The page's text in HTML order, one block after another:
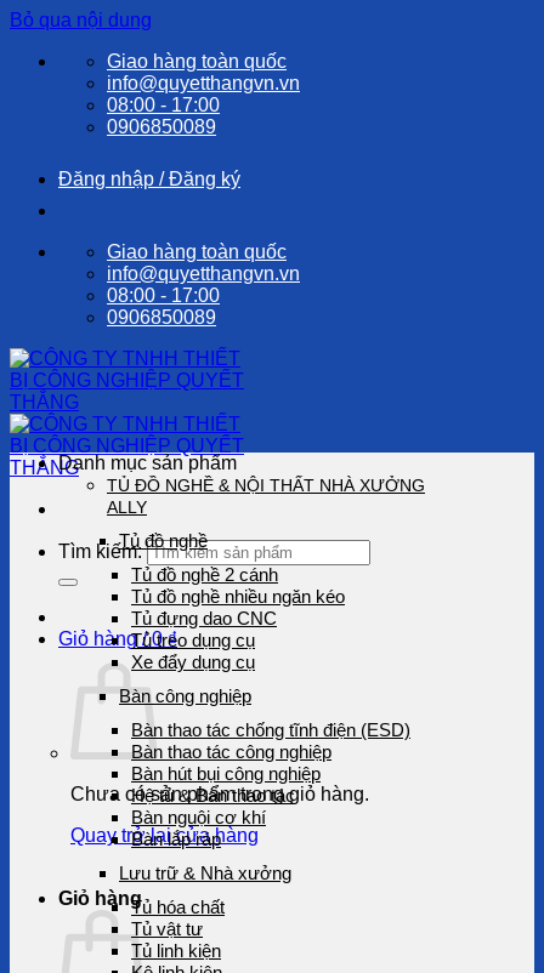
Bỏ qua nội dung
Giao hàng toàn quốc
info@quyetthangvn.vn
08:00 - 17:00
0906850089
Đăng nhập / Đăng ký
Giao hàng toàn quốc
info@quyetthangvn.vn
08:00 - 17:00
0906850089
Tìm kiếm:
Giỏ hàng /0₫
Chưa có sản phẩm trong giỏ hàng.
Quay trở lại cửa hàng
Giỏ hàng
Danh mục sản phẩm
TỦ ĐỒ NGHỀ & NỘI THẤT NHÀ XƯỞNG
ALLY
Tủ đồ nghề
Tủ đồ nghề 2 cánh
Tủ đồ nghề nhiều ngăn kéo
Tủ đựng dao CNC
Tủ treo dụng cụ
Xe đẩy dụng cụ
Bàn công nghiệp
Bàn thao tác chống tĩnh điện (ESD)
Bàn thao tác công nghiệp
Bàn hút bụi công nghiệp
Hệ tủ & Bàn thao tác
Bàn nguội cơ khí
Bàn lắp ráp
Lưu trữ & Nhà xưởng
Tủ hóa chất
Tủ vật tư
Tủ linh kiện